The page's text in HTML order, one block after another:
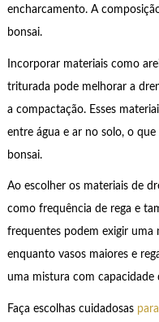
encharcamento. A
bonsai.
Incorporar materiais como
triturada pode melhorar a
a compactação. Esses
entre água e ar no solo, o
bonsai.
Ao escolher os materiais de
como frequência de rega e
frequentes podem exigir uma
enquanto vasos maiores e
uma mistura com capacidade
Faça escolhas cuidadosas